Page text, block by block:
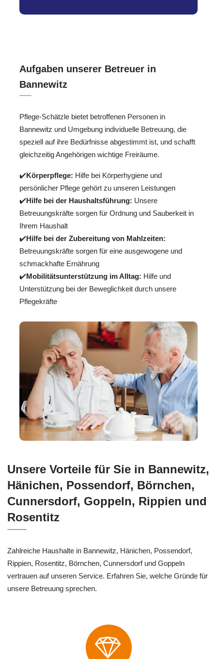
Aufgaben unserer Betreuer in
Bannewitz
Pflege-Schätzle bietet betroffenen Personen in
Bannewitz und Umgebung individuelle Betreuung, die
speziell auf ihre Bedürfnisse abgestimmt ist, und schafft
gleichzeitig Angehörigen wichtige Freiräume.
✔️Körperpflege: Hilfe bei Körperhygiene und
persönlicher Pflege gehört zu unseren Leistungen
✔️Hilfe bei der Haushaltsführung: Unsere
Betreuungskräfte sorgen für Ordnung und Sauberkeit in
Ihrem Haushalt
✔️Hilfe bei der Zubereitung von Mahlzeiten:
Betreuungskräfte sorgen für eine ausgewogene und
schmackhafte Ernährung
✔️Mobilitätsunterstützung im Alltag: Hilfe und
Unterstützung bei der Beweglichkeit durch unsere
Pflegekräfte
Unsere Vorteile für Sie in Bannewitz,
Hänichen, Possendorf, Börnchen,
Cunnersdorf, Goppeln, Rippien und
Rosentitz
Zahlreiche Haushalte in Bannewitz, Hänichen, Possendorf,
Rippien, Rosentitz, Börnchen, Cunnersdorf und Goppeln
vertrauen auf unseren Service. Erfahren Sie, welche Gründe für
unsere Betreuung sprechen.